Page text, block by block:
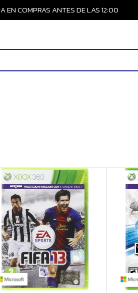
EN COMPRAS ANTES DE LAS 12:00